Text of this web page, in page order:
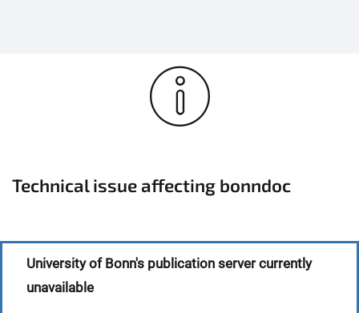
Technical issue affecting bonndoc
University of Bonn's publication server currently
unavailable